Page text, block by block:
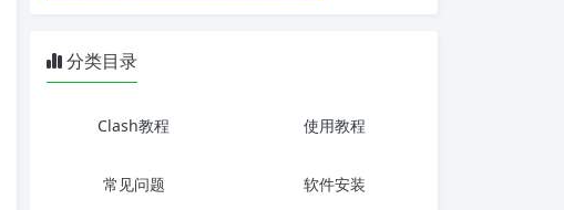
分类目录
Clash教程 使用教程
常见问题 软件安装